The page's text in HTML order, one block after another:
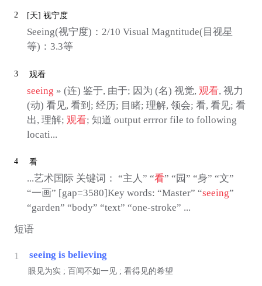
2 [天] 视宁度
Seeing(视宁度)：2/10 Visual Magntitude(目视星
等)：3.3等
3 观看
seeing » (连) 鉴于, 由于; 因为 (名) 视觉, 观看, 视力
(动) 看见, 看到; 经历; 目睹; 理解, 领会; 看, 看见; 看
出, 理解; 观看; 知道 output errror file to following
locati...
4 看
...艺术国际 关键词： “主人” “看” “园” “身” “文”
“一画” [gap=3580]Key words: “Master” “seeing”
“garden” “body” “text” “one-stroke” ...
短语
1 seeing is believing
眼见为实 ; 百闻不如一见 ; 看得见的希望